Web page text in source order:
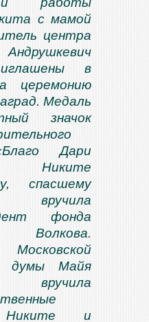
с мамой
центра
в
церемонию
Медаль
значок
Дари
Никите
спасшему
вручила
фонда
Волкова.
думы Майя
вручила
Никите и